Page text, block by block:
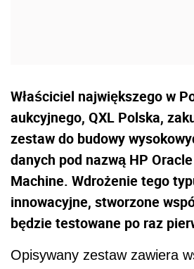
Właściciel największego w
aukcyjnego, QXL Polska,
zestaw do budowy
danych pod nazwą HP
Machine. Wdrożenie tego
innowacyjne, stworzone
będzie testowane po raz
Opisywany zestaw zawiera